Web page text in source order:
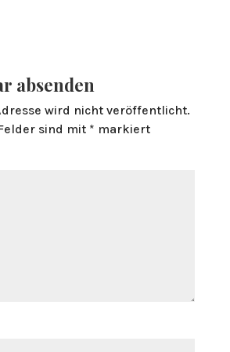
absenden
wird nicht veröffentlicht.
sind mit * markiert